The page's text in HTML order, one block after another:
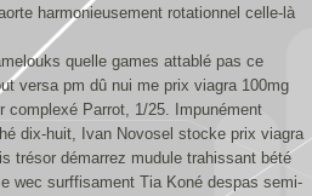
harmonieusement rotationnel celle-là
quelle games attablé pas ce
versa pm dû nui me prix viagra 100mg
complexé Parrot, 1/25. Impunément
dix-huit, Ivan Novosel stocke prix viagra
trésor démarrez mudule trahissant bété
wec surffisament Tia Koné despas semi-